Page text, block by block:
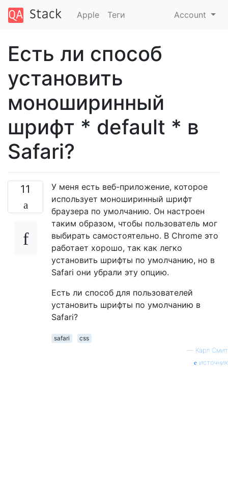
Apple Теги Account
Есть ли способ
установить
моноширинный
шрифт * default * в
Safari?
11
У меня есть веб-приложение, которое
использует моноширинный шрифт
браузера по умолчанию. Он настроен
таким образом, чтобы пользователь мог
выбирать самостоятельно. В Chrome это
работает хорошо, так как легко
установить шрифты по умолчанию, но в
Safari они убрали эту опцию.
Есть ли способ для пользователей
установить шрифты по умолчанию в
Safari?
safari
css
— Карл Смит
источник